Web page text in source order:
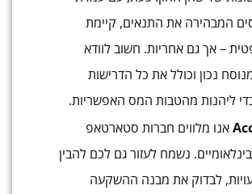
המבהירה את התנאים, קיימת
– אך גם אחריות. חשוב לוודא
נכון וכולל את כל הדרישות
ליהנות מהטבות המס האפשריות.
אנו מלווים חברות סטארטאפ
נשמח לעזור גם לכם להבין
לבדוק את מבנה ההשקעה